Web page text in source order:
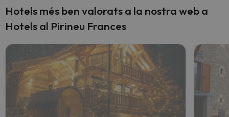
Hotels més ben valorats a la nostra web a
Hotels al Pirineu Frances